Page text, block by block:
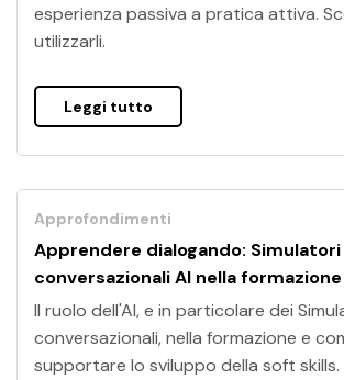
esperienza passiva a pratica attiva.
utilizzarli.
Leggi tutto
Approfondimenti
Apprendere dialogando:
conversazionali AI nella formazione
Il ruolo dell'AI, e in particolare dei
conversazionali, nella formazione e
supportare lo sviluppo della soft skills.